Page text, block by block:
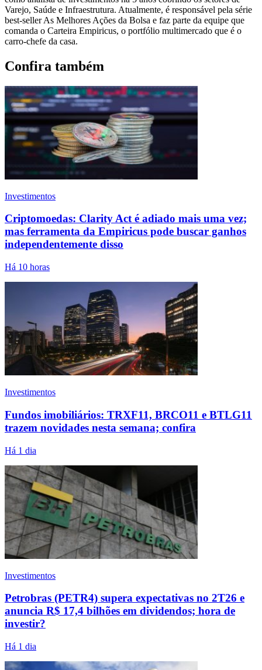
Varejo, Saúde e Infraestrutura. Atualmente, é responsável pela série
best-seller As Melhores Ações da Bolsa e faz parte da equipe que
comanda o Carteira Empiricus, o portfólio multimercado que é o
carro-chefe da casa.
Confira também
Investimentos
Criptomoedas: Clarity Act é adiado mais uma vez;
mas ferramenta da Empiricus pode buscar ganhos
independentemente disso
Há 10 horas
Investimentos
Fundos imobiliários: TRXF11, BRCO11 e BTLG11
trazem novidades nesta semana; confira
Há 1 dia
Investimentos
Petrobras (PETR4) supera expectativas no 2T26 e
anuncia R$ 17,4 bilhões em dividendos; hora de
investir?
Há 1 dia